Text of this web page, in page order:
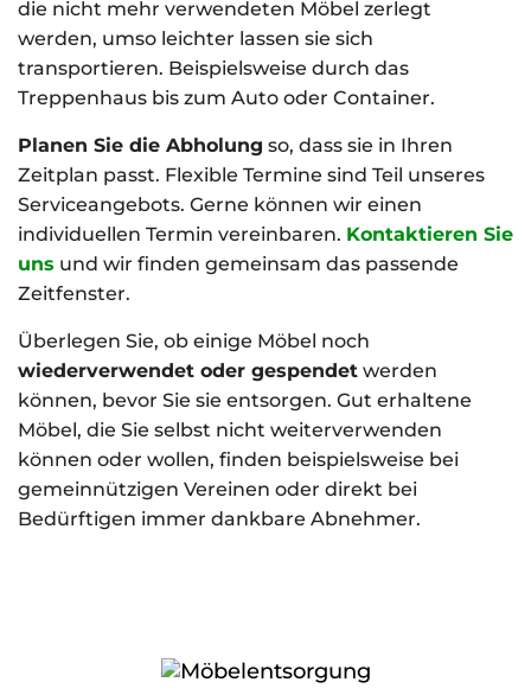
die nicht mehr verwendeten Möbel zerlegt
werden, umso leichter lassen sie sich
transportieren. Beispielsweise durch das
Treppenhaus bis zum Auto oder Container.
Planen Sie die Abholung so, dass sie in Ihren
Zeitplan passt. Flexible Termine sind Teil unseres
Serviceangebots. Gerne können wir einen
individuellen Termin vereinbaren. Kontaktieren Sie
uns und wir finden gemeinsam das passende
Zeitfenster.
Überlegen Sie, ob einige Möbel noch
wiederverwendet oder gespendet werden
können, bevor Sie sie entsorgen. Gut erhaltene
Möbel, die Sie selbst nicht weiterverwenden
können oder wollen, finden beispielsweise bei
gemeinnützigen Vereinen oder direkt bei
Bedürftigen immer dankbare Abnehmer.